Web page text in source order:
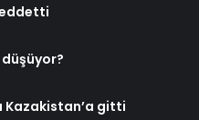
Kazakistan’a gitti